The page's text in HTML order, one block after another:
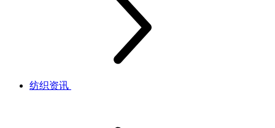
纺织资讯